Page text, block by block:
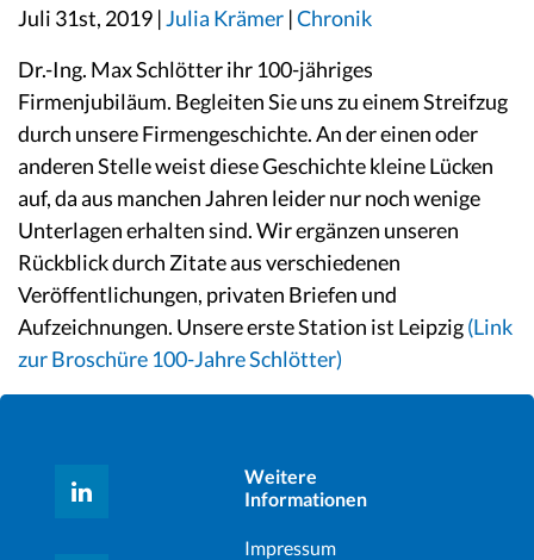
Juli 31st, 2019 |Julia Krämer |Chronik
Dr.-Ing. Max Schlötter ihr 100-jähriges
Firmenjubiläum. Begleiten Sie uns zu einem Streifzug
durch unsere Firmengeschichte. An der einen oder
anderen Stelle weist diese Geschichte kleine Lücken
auf, da aus manchen Jahren leider nur noch wenige
Unterlagen erhalten sind. Wir ergänzen unseren
Rückblick durch Zitate aus verschiedenen
Veröffentlichungen, privaten Briefen und
Aufzeichnungen. Unsere erste Station ist Leipzig(Link
zur Broschüre 100-Jahre Schlötter)
Weitere
Informationen
Impressum